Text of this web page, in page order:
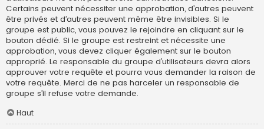
Certains peuvent nécessiter une approbation, d’autres peuvent
être privés et d’autres peuvent même être invisibles. Si le
groupe est public, vous pouvez le rejoindre en cliquant sur le
bouton dédié. Si le groupe est restreint et nécessite une
approbation, vous devez cliquer également sur le bouton
approprié. Le responsable du groupe d’utilisateurs devra alors
approuver votre requête et pourra vous demander la raison de
votre requête. Merci de ne pas harceler un responsable de
groupe s’il refuse votre demande.
Haut